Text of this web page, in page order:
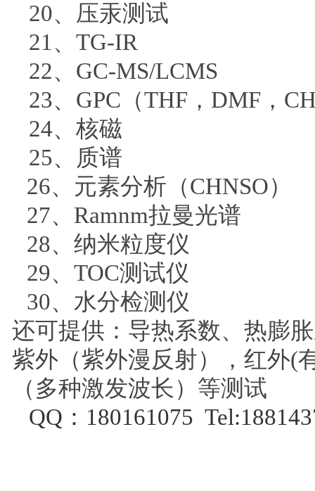
20、压汞测试
21、TG-IR
22、GC-MS/LCMS
23、GPC（THF，DMF，
24、核磁
25、质谱
26、元素分析（CHNSO）
27、Ramnm拉曼光谱
28、纳米粒度仪
29、TOC测试仪
30、水分检测仪
还可提供：导热系数、热膨
紫外（紫外漫反射），红外(
（多种激发波长）等测试
QQ ： 180161075 Tel: